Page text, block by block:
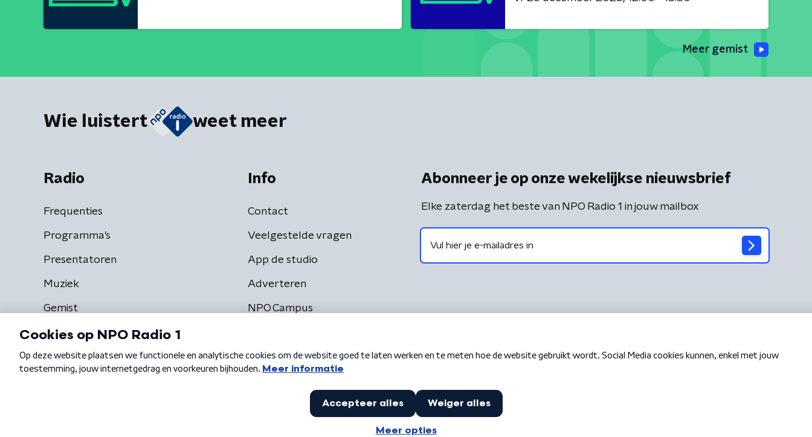
Meer gemist
Wie luistert weet meer
Radio
Frequenties
Programma's
Presentatoren
Muziek
Gemist
Info
Contact
Veelgestelde vragen
App de studio
Adverteren
NPO Campus
Abonneer je op onze wekelijkse nieuwsbrief
Elke zaterdag het beste van NPO Radio 1 in jouw mailbox
Algemene voorwaarden Privacybeleid